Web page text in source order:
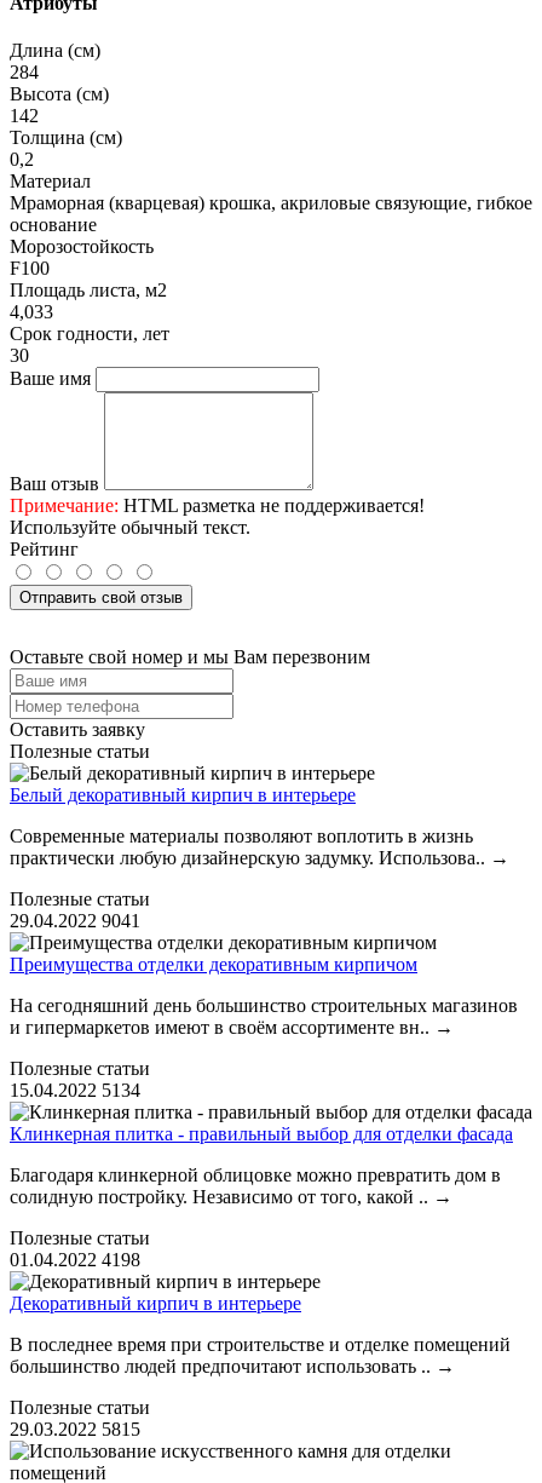
Длина (см)
284
Высота (см)
142
Толщина (см)
0,2
Материал
Мраморная (кварцевая) крошка, акриловые связующие, гибкое
основание
Морозостойкость
F100
Площадь листа, м2
4,033
Срок годности, лет
30
Ваше имя
Ваш отзыв
Примечание: HTML разметка не поддерживается!
Используйте обычный текст.
Рейтинг
Отправить свой отзыв
Оставьте свой номер и мы Вам перезвоним
Оставить заявку
Полезные статьи
Белый декоративный кирпич в интерьере
Современные материалы позволяют воплотить в жизнь
практически любую дизайнерскую задумку. Использова.. →
Полезные статьи
29.04.2022 9041
Преимущества отделки декоративным кирпичом
На сегодняшний день большинство строительных магазинов
и гипермаркетов имеют в своём ассортименте вн.. →
Полезные статьи
15.04.2022 5134
Клинкерная плитка - правильный выбор для отделки фасада
Благодаря клинкерной облицовке можно превратить дом в
солидную постройку. Независимо от того, какой .. →
Полезные статьи
01.04.2022 4198
Декоративный кирпич в интерьере
В последнее время при строительстве и отделке помещений
большинство людей предпочитают использовать .. →
Полезные статьи
29.03.2022 5815